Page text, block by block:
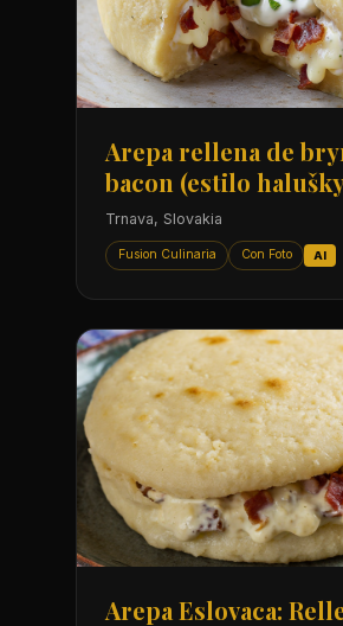
Arepa rellena de
bacon (estilo
Trnava, Slovakia
Fusion Culinaria Con Foto AI
Arepa Eslovaca: